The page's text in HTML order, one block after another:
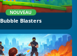
NOUVEAU
Bubble Blasters